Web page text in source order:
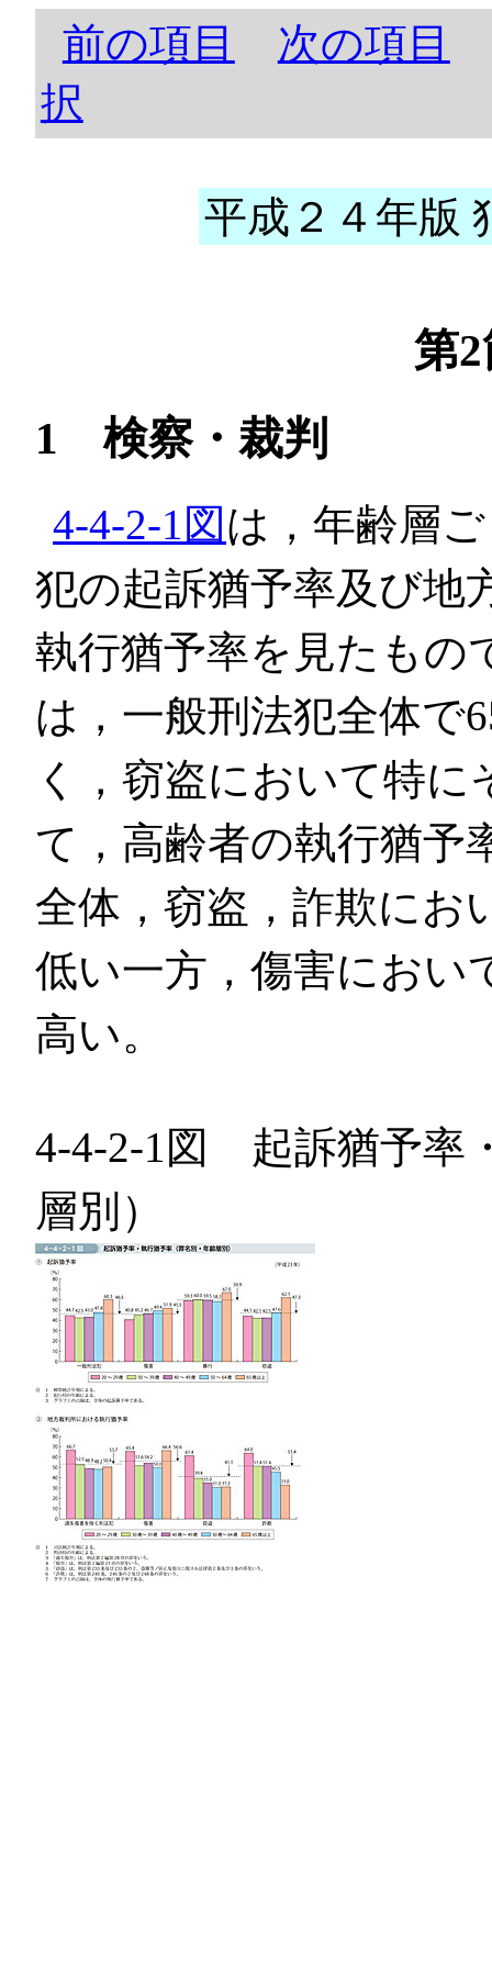
前の項目
次の項目
択
平成２４年版
第
1 検察・裁判
4-4-2-1図は，年齢層
犯の起訴猶予率及び地
執行猶予率を見たもの
は，一般刑法犯全体で
く，窃盗において特
て，高齢者の執行猶予
全体，窃盗，詐欺にお
低い一方，傷害におい
高い。
4-4-2-1図 起訴猶予率
層別）